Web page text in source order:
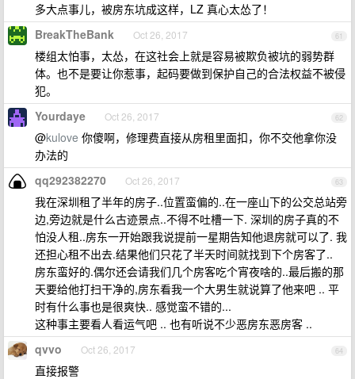
多大点事儿，被房东坑成这样，LZ 真心太怂了！
61
BreakTheBank Oct 26, 2017
楼组太怕事，太怂，在这社会上就是容易被欺负被坑的弱势群
体。也不是要让你惹事，起码要做到保护自己的合法权益不被侵
犯。
62
Yourdaye Oct 26, 2017
@kulove 你傻啊，修理费直接从房租里面扣，你不交他拿你没
办法的
63
qq292382270 Oct 26, 2017
我在深圳租了半年的房子..位置蛮偏的..在一座山下的公交总站旁
边,旁边就是什么古迹景点..不得不吐槽一下. 深圳的房子真的不
怕没人租..房东一开始跟我说提前一星期告知他退房就可以了. 我
还担心租不出去.结果他们只花了半天时间就找到下个房客了..
房东蛮好的.偶尔还会请我们几个房客吃个宵夜啥的..最后搬的那
天要给他打扫干净的,房东看我一个大男生就说算了他来吧 .. 平
时有什么事也是很爽快.. 感觉蛮不错的...
这种事主要看人看运气吧 .. 也有听说不少恶房东恶房客 ..
64
qvvo Oct 26, 2017
直接报警